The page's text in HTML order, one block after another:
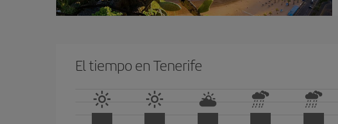
El tiempo en Tenerife